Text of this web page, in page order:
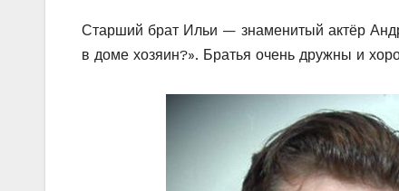
Старший брат Ильи — знаменитый актёр
в доме хозяин?». Братья очень дружны и